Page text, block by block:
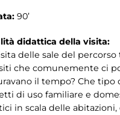
90’
didattica della visita:
delle sale del
che comunemente ci
il tempo? Che tipo
di uso familiare e
in scala delle